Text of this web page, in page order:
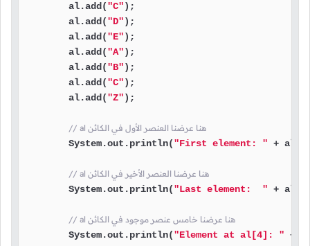
        al.add(
"C");
        al.add(
"D");
        al.add(
"E");
        al.add(
"A");
        al.add(
"B");
        al.add(
"C");
        al.add(
"Z");
// al هنا عرضنا العنصر الأول في الكائن
        System.out.println(
"First element: " +
// al هنا عرضنا العنصر الأخير في الكائن
        System.out.println(
"Last element:  " +
// al هنا عرضنا خامس عنصر موجود في الكائن
        System.out.println(
"Element at al[4]: " +